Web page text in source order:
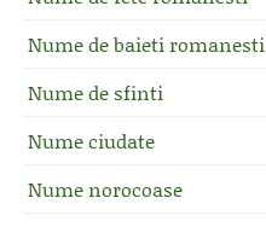
Nume de baieti romanesti
Nume de sfinti
Nume ciudate
Nume norocoase